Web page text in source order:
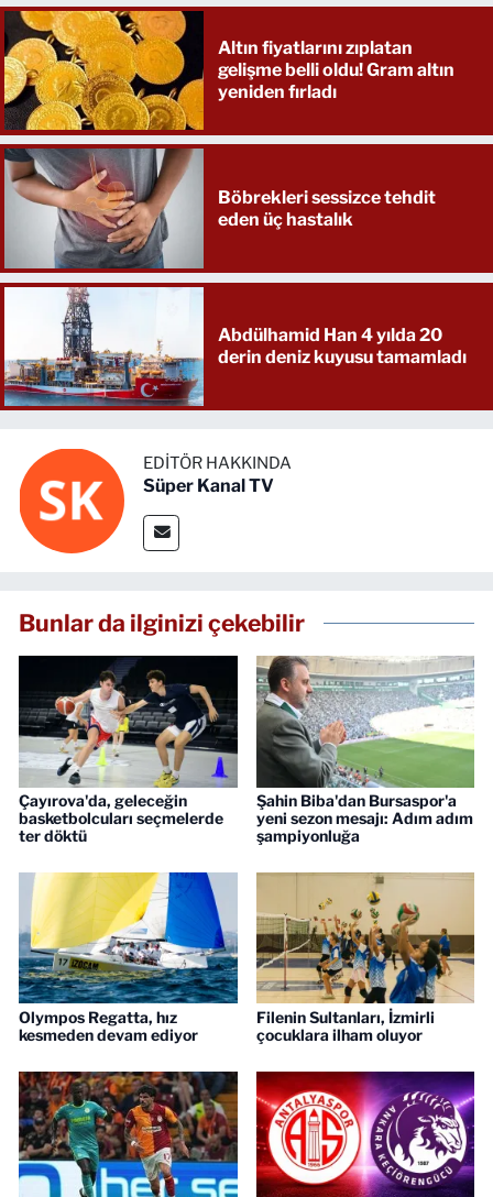
Altın fiyatlarını zıplatan
gelişme belli oldu! Gram altın
yeniden fırladı
Böbrekleri sessizce tehdit
eden üç hastalık
Abdülhamid Han 4 yılda 20
derin deniz kuyusu tamamladı
EDITÖR HAKKINDA
Süper Kanal TV
Bunlar da ilginizi çekebilir
Çayırova'da, geleceğin
basketbolcuları seçmelerde
ter döktü
Şahin Biba'dan Bursaspor'a
yeni sezon mesajı: Adım adım
şampiyonluğa
Olympos Regatta, hız
kesmeden devam ediyor
Filenin Sultanları, İzmirli
çocuklara ilham oluyor